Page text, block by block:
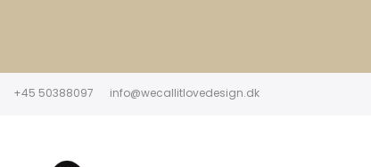
+45 50388097 info@wecallitlovedesign.dk